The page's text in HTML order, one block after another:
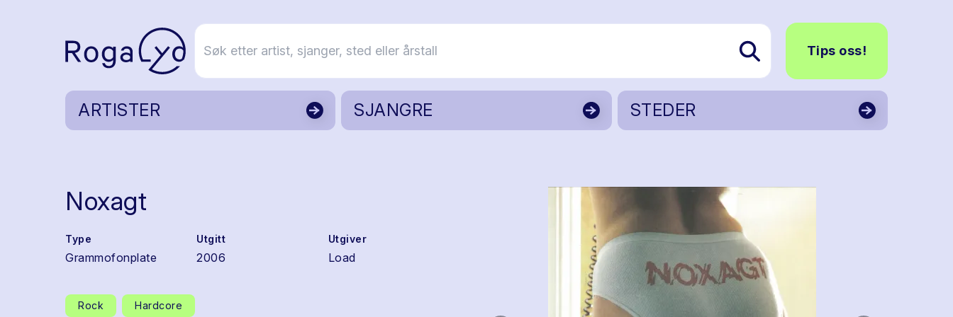
Tips oss!
ARTISTER SJANGRE STEDER
Noxagt
Type
Grammofonplate
Utgitt
2006
Utgiver
Load
Rock Hardcore